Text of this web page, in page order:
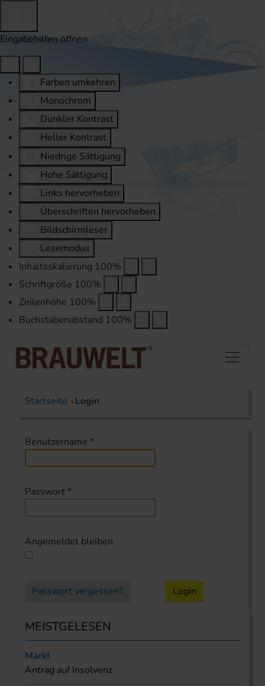
Eingabehilfen öffnen
Farben umkehren
Monochrom
Dunkler Kontrast
Heller Kontrast
Niedrige Sättigung
Hohe Sättigung
Links hervorheben
Überschriften hervorheben
Bildschirmleser
Lesemodus
Inhaltsskalierung 100%
Schriftgröße 100%
Zeilenhöhe 100%
Buchstabenabstand 100%
Startseite Login
Benutzername *
Passwort *
Angemeldet bleiben
Passwort vergessen? Login
MEISTGELESEN
Markt
Antrag auf Insolvenz